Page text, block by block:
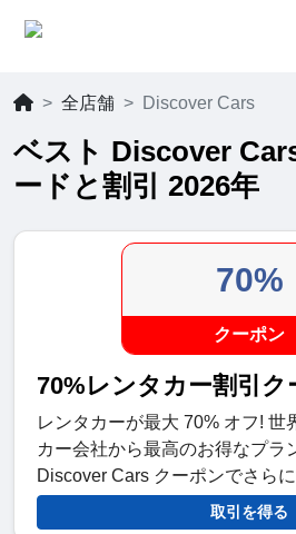
全店舗 Discover Cars
ベスト Discover
ードと割引 2026年
70%
クーポン
70%レンタカー割引ク
レンタカーが最大 70% オフ! 世
カー会社から最高のお得なプラ
Discover Cars クーポンでさら
取引を得る